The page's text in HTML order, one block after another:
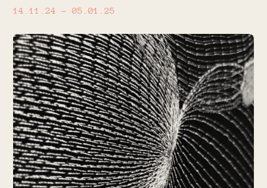
14.11.24 – 05.01.25